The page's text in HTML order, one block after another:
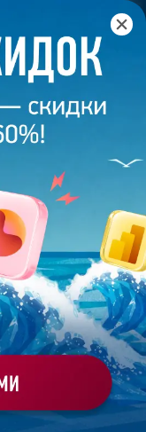
– Юлия Гузова
ТАКУЮ ПРЕЗЕНТАЦИЮ